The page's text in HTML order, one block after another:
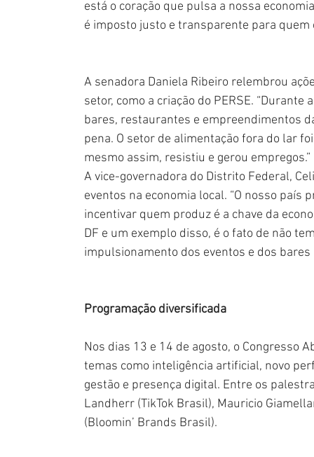
está o coração que pulsa a nossa
é imposto justo e transparente para quem
A senadora Daniela Ribeiro relembrou
setor, como a criação do PERSE.
bares, restaurantes e empreendimentos
pena. O setor de alimentação fora do lar
mesmo assim, resistiu e gerou empregos.”
A vice-governadora do Distrito Federal,
eventos na economia local. “O nosso
incentivar quem produz é a chave da
DF e um exemplo disso, é o fato de não
impulsionamento dos eventos e dos
Programação diversificada
Nos dias 13 e 14 de agosto, o Congresso
temas como inteligência artificial, novo
gestão e presença digital. Entre os
Landherr (TikTok Brasil), Mauricio
(Bloomin’ Brands Brasil).